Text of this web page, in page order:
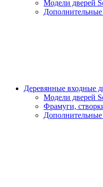
Модели дверей
Деревянные входные
Модели дверей
Фрамуги,